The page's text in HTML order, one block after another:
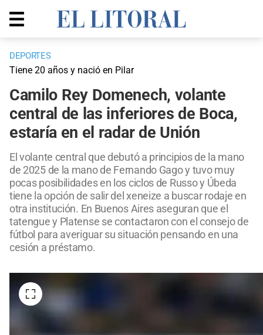
DEPORTES
Tiene 20 años y nació en Pilar
Camilo Rey Domenech, volante
central de las inferiores de Boca,
estaría en el radar de Unión
El volante central que debutó a principios de la mano
de 2025 de la mano de Fernando Gago y tuvo muy
pocas posibilidades en los ciclos de Russo y Úbeda
tiene la opción de salir del xeneize a buscar rodaje en
otra institución. En Buenos Aires aseguran que el
tatengue y Platense se contactaron con el consejo de
fútbol para averiguar su situación pensando en una
cesión a préstamo.